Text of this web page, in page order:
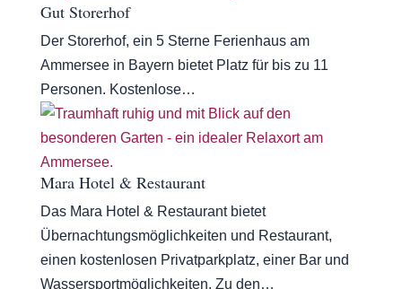
Gut Storerhof
Der Storerhof, ein 5 Sterne Ferienhaus am
Ammersee in Bayern bietet Platz für bis zu 11
Personen. Kostenlose…
Mara Hotel & Restaurant
Das Mara Hotel & Restaurant bietet
Übernachtungsmöglichkeiten und Restaurant,
einen kostenlosen Privatparkplatz, einer Bar und
Wassersportmöglichkeiten. Zu den…